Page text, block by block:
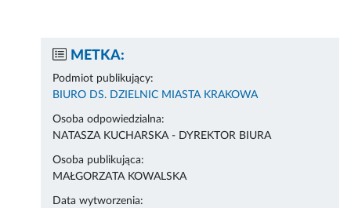
METKA:
Podmiot publikujący:
BIURO DS. DZIELNIC MIASTA KRAKOWA
Osoba odpowiedzialna:
NATASZA KUCHARSKA - DYREKTOR BIURA
Osoba publikująca:
MAŁGORZATA KOWALSKA
Data wytworzenia: